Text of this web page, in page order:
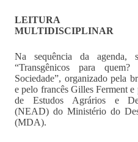
LEITURA
MULTIDISCIPLINAR
Na sequência da agenda,
“Transgênicos para
Sociedade”, organizado pela
e pelo francês Gilles Ferment
de Estudos Agrários e
(NEAD) do Ministério do
(MDA).